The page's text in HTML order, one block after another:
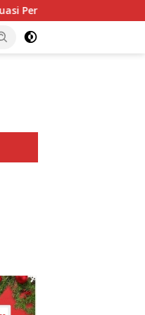
2022: Biar Keselamatan